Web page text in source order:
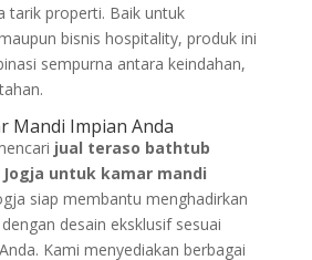
tarik properti. Baik untuk
bisnis hospitality, produk ini
sempurna antara keindahan,
Mandi Impian Anda
jual teraso bathtub
untuk kamar mandi
siap membantu menghadirkan
desain eksklusif sesuai
Kami menyediakan berbagai